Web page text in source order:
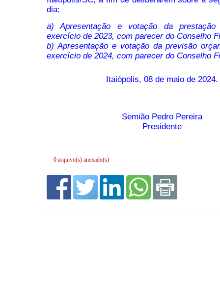
0 arquivo(s) anexado(s)